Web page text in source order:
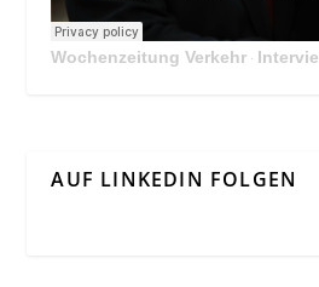
Wochenzeitung Verkehr · Interview Mit
AUF LINKEDIN FOLGEN